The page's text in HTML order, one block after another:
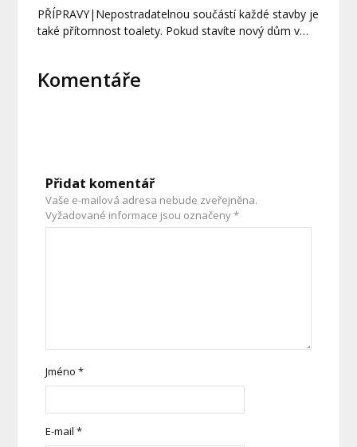
PŘÍPRAVY|Nepostradatelnou součástí každé stavby je
také přítomnost toalety. Pokud stavíte nový dům v…
Komentáře
Přidat komentář
Vaše e-mailová adresa nebude zveřejněna.
Vyžadované informace jsou označeny*
Jméno*
E-mail*